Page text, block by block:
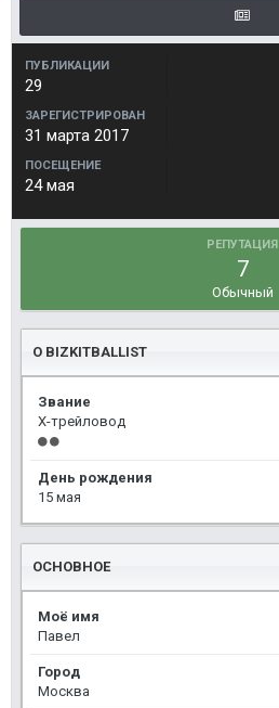
ПУБЛИКАЦИИ
29
ЗАРЕГИСТРИРОВАН
31 марта 2017
ПОСЕЩЕНИЕ
24 мая
РЕПУТАЦИЯ
7
Обычный
О BIZKITBALLIST
Звание
Х-трейловод
День рождения
15 мая
ОСНОВНОЕ
Моё имя
Павел
Город
Москва